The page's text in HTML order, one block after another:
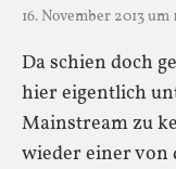
16. November 2013 um
Da schien doch
hier eigentlich
Mainstream zu
wieder einer von